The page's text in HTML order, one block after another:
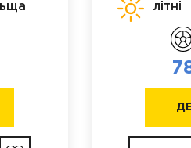
літні